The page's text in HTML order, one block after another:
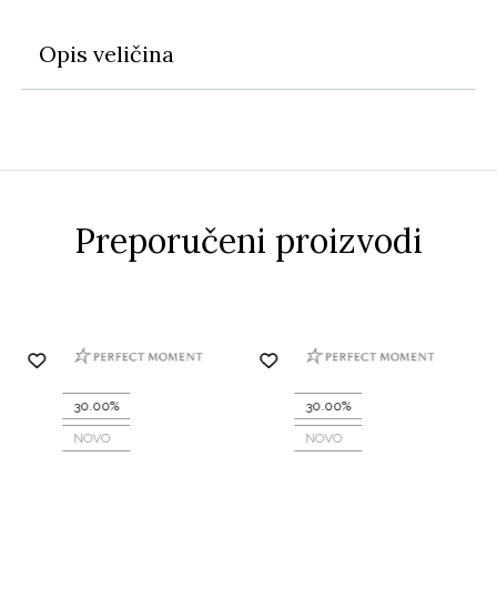
Opis veličina
Preporučeni proizvodi
30.00% 30.00%